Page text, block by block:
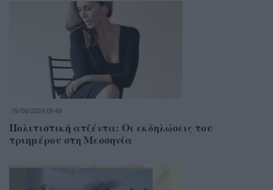
19/06/2026 09:48
Πολιτιστική ατζέντα: Οι εκδηλώσεις του
τριημέρου στη Μεσσηνία